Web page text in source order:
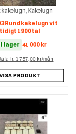
kakelugn Kakelugn
Rund kakelugn vit
tidigt 1900 tal
I lager 41 000 kr
fr. 1 757,00 kr/mån
VISA PRODUKT